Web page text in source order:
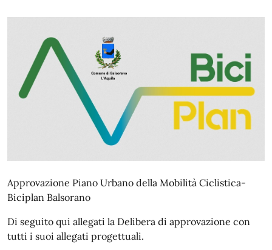
Approvazione Piano Urbano della Mobilità Ciclistica-
Biciplan Balsorano
Di seguito qui allegati la Delibera di approvazione con
tutti i suoi allegati progettuali.